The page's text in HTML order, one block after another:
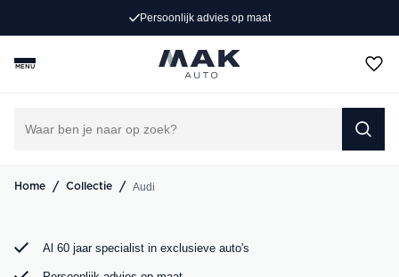
Persoonlijk advies op maat
MENU
Home / Collectie / Audi
Op zoek naar een exclusieve Audi occasion? Bij MAK
Auto vind je een zorgvuldig geselecteerd aanbod, van de
sportieve Audi A3 tot de krachtige Audi RS6. Bekijk ons
Al 60 jaar specialist in exclusieve auto's